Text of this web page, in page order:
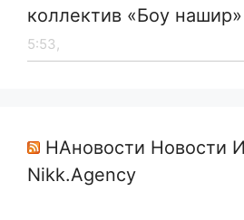
коллектив «Боу нашир»
5:53,
НАновости Новости
Nikk.Agency